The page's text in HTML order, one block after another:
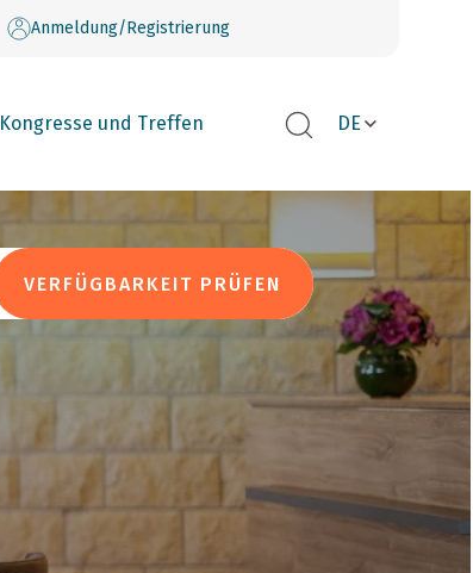
Anmeldung/Registrierung
Kongresse und Treffen DE
VERFÜGBARKEIT PRÜFEN